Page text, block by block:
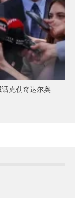
克勒奇达尔奥